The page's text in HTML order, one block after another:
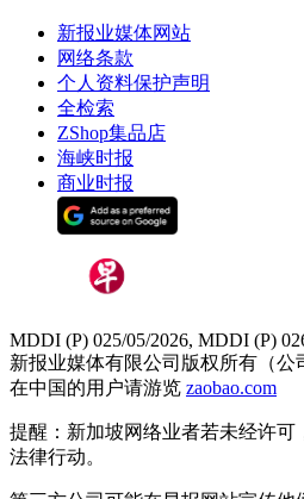
新报业媒体网站
网络条款
个人资料保护声明
全检索
ZShop集品店
海峡时报
商业时报
MDDI (P) 025/05/2026, MDDI (P)
新报业媒体有限公司版权所有（公
在中国的用户请游览 zaobao.com
提醒：新加坡网络业者若未经许
法律行动。